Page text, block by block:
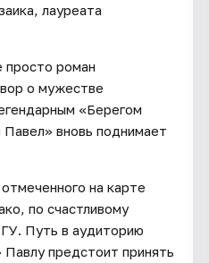
лауреата
просто роман
о мужестве
«Берегом
вновь поднимает
на карте
по счастливому
Путь в аудиторию
предстоит принять